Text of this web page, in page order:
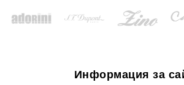
Информация за